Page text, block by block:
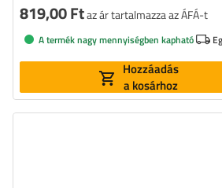
819,00 Ftaz ár tartalmazza az ÁFÁ-t
A termék nagy mennyiségben kapható
Hozzáadás
a kosárhoz